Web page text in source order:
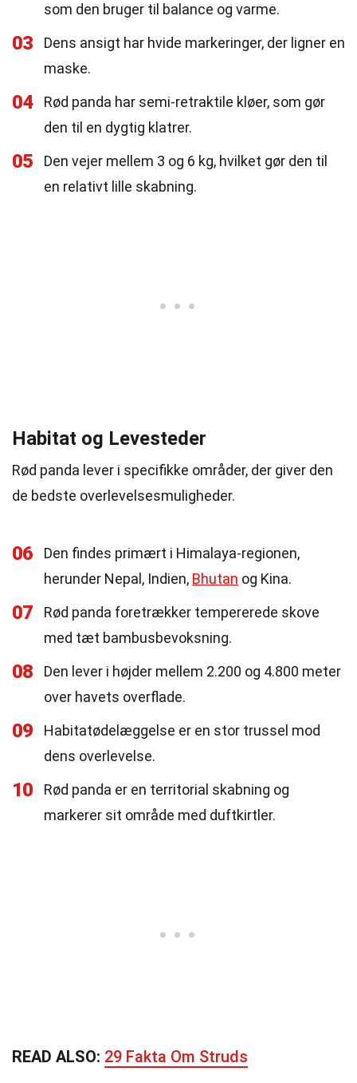
som den bruger til balance og varme.
03
Dens ansigt har hvide markeringer, der ligner en
maske.
04
Rød panda har semi-retraktile kløer, som gør
den til en dygtig klatrer.
05
Den vejer mellem 3 og 6 kg, hvilket gør den til
en relativt lille skabning.
Habitat og Levesteder
Rød panda lever i specifikke områder, der giver den
de bedste overlevelsesmuligheder.
06
Den findes primært i Himalaya-regionen,
herunder Nepal, Indien, Bhutan og Kina.
07
Rød panda foretrækker tempererede skove
med tæt bambusbevoksning.
08
Den lever i højder mellem 2.200 og 4.800 meter
over havets overflade.
09
Habitatødelæggelse er en stor trussel mod
dens overlevelse.
10
Rød panda er en territorial skabning og
markerer sit område med duftkirtler.
READ ALSO: 29 Fakta Om Struds